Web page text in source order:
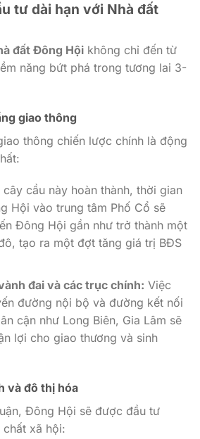
tư dài hạn với Nhà đất
đất Đông Hội không chỉ đến từ
năng bứt phá trong tương lai 3-
giao thông
thông chiến lược chính là động
cây cầu này hoàn thành, thời gian
Hội vào trung tâm Phố Cổ sẽ
Đông Hội gần như trở thành một
tạo ra một đợt tăng giá trị BĐS
đai và các trục chính: Việc
đường nội bộ và đường kết nối
cận như Long Biên, Gia Lâm sẽ
lợi cho giao thương và sinh
và đô thị hóa
Đông Hội sẽ được đầu tư
xã hội: